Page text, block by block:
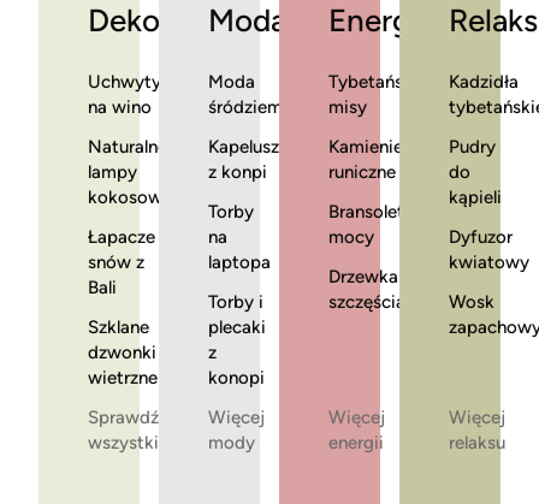
Dekoracje
Uchwyty
na wino
Naturalne
lampy
kokosowe
Łapacze
snów z
Bali
Szklane
dzwonki
wietrzne
Sprawdź
wszystkie
Moda
Moda
śródziemnomorska
Kapelusze
z konpi
Torby
na
laptopa
Torby i
plecaki
z
konopi
Więcej
mody
Energia
Tybetańskie
misy
Kamienie
runiczne
Bransoletki
mocy
Drzewka
szczęścia
Więcej
energii
Relaks
Kadzidła
Pudry
do
kąpieli
Dyfuzor
kwiatowy
Wosk
Więcej
relaksu